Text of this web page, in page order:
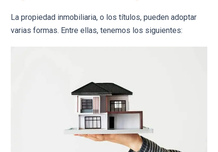
La propiedad inmobiliaria, o los títulos, pueden adoptar
varias formas. Entre ellas, tenemos los siguientes: